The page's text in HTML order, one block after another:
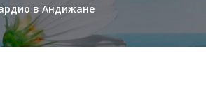
в Андижане